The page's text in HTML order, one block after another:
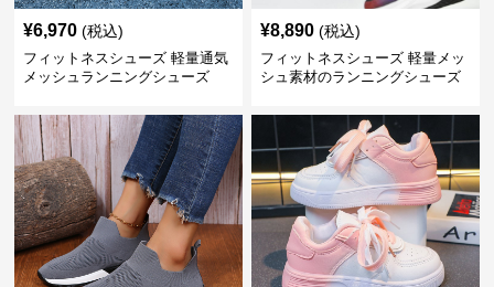
¥6,970 (税込)
フィットネスシューズ 軽量通気
メッシュランニングシューズ
¥8,890 (税込)
フィットネスシューズ 軽量メッ
シュ素材のランニングシューズ